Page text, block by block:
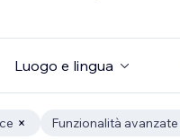
Luogo e lingua
Funzionalità